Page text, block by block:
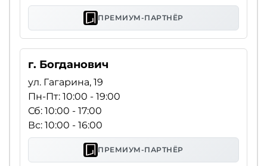
ПРЕМИУМ-ПАРТНЁР
г. Богданович
ул. Гагарина, 19
Пн-Пт: 10:00 - 19:00
Сб: 10:00 - 17:00
Вс: 10:00 - 16:00
ПРЕМИУМ-ПАРТНЁР